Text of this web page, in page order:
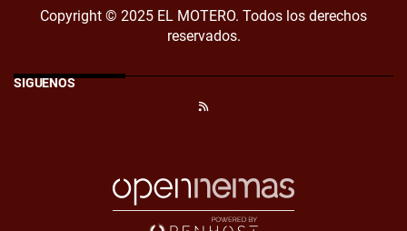
Copyright © 2025 EL MOTERO. Todos los derechos
reservados.
SÍGUENOS